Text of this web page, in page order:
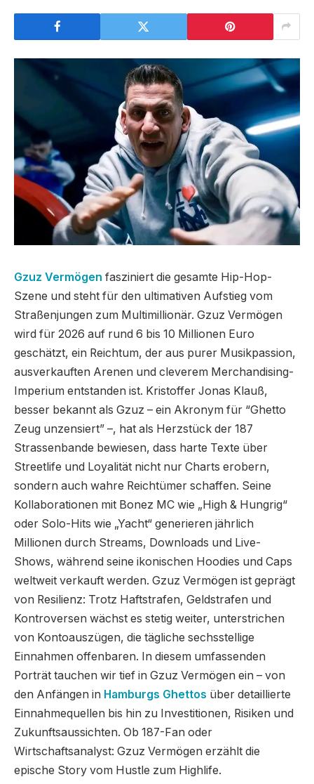
Gzuz Vermögen fasziniert die gesamte Hip-Hop-
Szene und steht für den ultimativen Aufstieg vom
Straßenjungen zum Multimillionär. Gzuz Vermögen
wird für 2026 auf rund 6 bis 10 Millionen Euro
geschätzt, ein Reichtum, der aus purer Musikpassion,
ausverkauften Arenen und cleverem Merchandising-
Imperium entstanden ist. Kristoffer Jonas Klauß,
besser bekannt als Gzuz – ein Akronym für “Ghetto
Zeug unzensiert” –, hat als Herzstück der 187
Strassenbande bewiesen, dass harte Texte über
Streetlife und Loyalität nicht nur Charts erobern,
sondern auch wahre Reichtümer schaffen. Seine
Kollaborationen mit Bonez MC wie „High & Hungrig“
oder Solo-Hits wie „Yacht“ generieren jährlich
Millionen durch Streams, Downloads und Live-
Shows, während seine ikonischen Hoodies und Caps
weltweit verkauft werden. Gzuz Vermögen ist geprägt
von Resilienz: Trotz Haftstrafen, Geldstrafen und
Kontroversen wächst es stetig weiter, unterstrichen
von Kontoauszügen, die tägliche sechsstellige
Einnahmen offenbaren. In diesem umfassenden
Porträt tauchen wir tief in Gzuz Vermögen ein – von
den Anfängen in Hamburgs Ghettos über detaillierte
Einnahmequellen bis hin zu Investitionen, Risiken und
Zukunftsaussichten. Ob 187-Fan oder
Wirtschaftsanalyst: Gzuz Vermögen erzählt die
epische Story vom Hustle zum Highlife.